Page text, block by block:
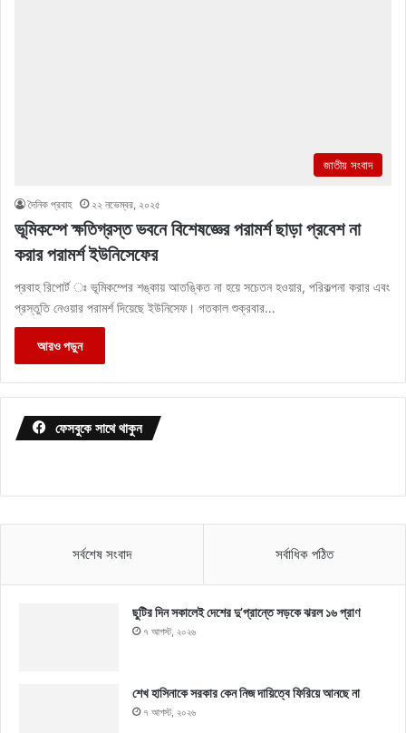
জাতীয় সংবাদ
দৈনিক প্রবাহ ২২ নভেম্বর, ২০২৫
ভূমিকম্পে ক্ষতিগ্রস্ত ভবনে বিশেষজ্ঞের পরামর্শ ছাড়া প্রবেশ না
করার পরামর্শ ইউনিসেফের
প্রবাহ রিপোর্ট ঃ ভূমিকম্পের শঙ্কায় আতঙ্কিত না হয়ে সচেতন হওয়ার, পরিকল্পনা করার এবং
প্রস্তুতি নেওয়ার পরামর্শ দিয়েছে ইউনিসেফ। গতকাল শুক্রবার…
আরও পড়ুন
ফেসবুকে সাথে থাকুন
সর্বশেষ সংবাদ সর্বাধিক পঠিত
ছুটির দিন সকালেই দেশের দু’প্রান্তে সড়কে ঝরল ১৬ প্রাণ
৭ আগস্ট, ২০২৬
শেখ হাসিনাকে সরকার কেন নিজ দায়িত্বে ফিরিয়ে আনছে না
৭ আগস্ট, ২০২৬